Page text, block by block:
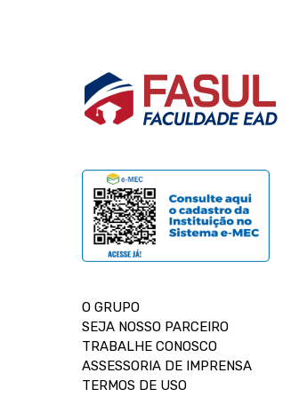
O GRUPO
SEJA NOSSO PARCEIRO
TRABALHE CONOSCO
ASSESSORIA DE IMPRENSA
TERMOS DE USO